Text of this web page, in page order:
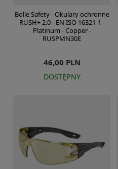
Bolle Safety - Okulary ochronne
RUSH+ 2.0 - EN ISO 16321-1 -
Platinum - Copper -
RUSPMN30E
46,00 PLN
DOSTĘPNY